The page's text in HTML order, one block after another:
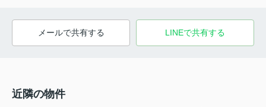
メールで共有する LINEで共有する
近隣の物件